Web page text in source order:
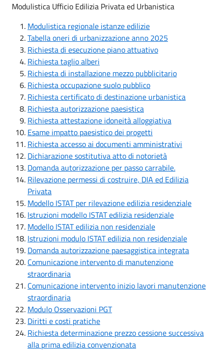
Modulistica Ufficio Edilizia Privata ed Urbanistica
Modulistica regionale istanze edilizie
Tabella oneri di urbanizzazione anno 2025
Richiesta di esecuzione piano attuativo
Richiesta taglio alberi
Richiesta di installazione mezzo pubblicitario
Richiesta occupazione suolo pubblico
Richiesta certificato di destinazione urbanistica
Richiesta autorizzazione paesistica
Richiesta attestazione idoneità alloggiativa
Esame impatto paesistico dei progetti
Richiesta accesso ai documenti amministrativi
Dichiarazione sostitutiva atto di notorietà
Domanda autorizzazione per passo carrabile.
Rilevazione permessi di costruire, DIA ed Edilizia
Privata
Modello ISTAT per rilevazione edilizia residenziale
Istruzioni modello ISTAT edilizia residenziale
Modello ISTAT edilizia non residenziale
Istruzioni modulo ISTAT edilizia non residenziale
Domanda autorizzazione paesaggistica integrata
Comunicazione intervento di manutenzione
straordinaria
Comunicazione intervento inizio lavori manutenzione
straordinaria
Modulo Osservazioni PGT
Diritti e costi pratiche
Richiesta determinazione prezzo cessione successiva
alla prima edilizia convenzionata